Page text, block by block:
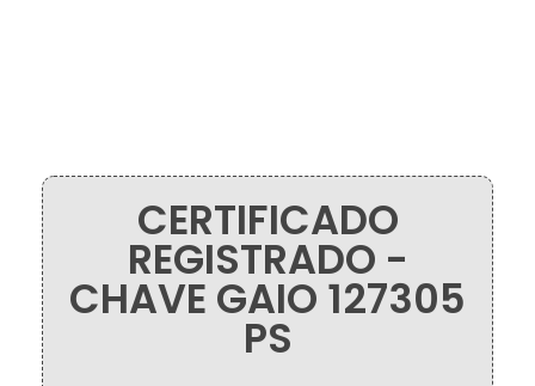
CERTIFICADO
REGISTRADO -
CHAVE GAIO 127305
PS